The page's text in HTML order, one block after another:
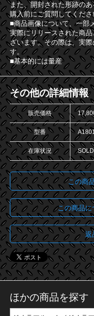
また、開封された形跡の
購入前にご質問してくだ
■商品画像について、一部
実際にリリースされた商
ざいます。その際は、実
す。
■基本的には量産
その他の詳細情報
販売価格
型番
在庫状況
この商
この商品に
返
ほかの商品を探す